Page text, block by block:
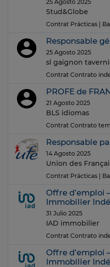
25 Agosto 2025
Stud&Globe
Contrat Prácticas |
Responsable
25 Agosto 2025
sl gaignon
Contrat Contrato
PROFE de
21 Agosto 2025
BLS idiomas
Contrat Contrato
Responsable
14 Agosto 2025
Union des
Contrat Prácticas |
Offre d’emploi
Immobilier
31 Julio 2025
IAD immobilier
Contrat Contrato
Offre d’emploi
Immobilier